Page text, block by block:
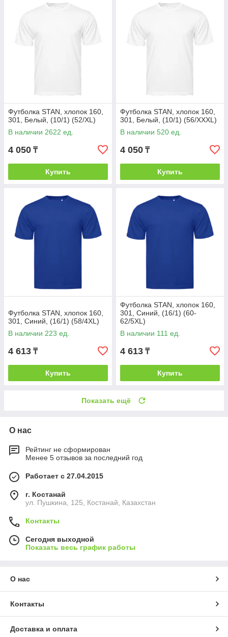
Футболка STAN, хлопок 160,
301, Белый, (10/1) (52/XL)
В наличии 2622 ед.
4 050 ₸
Купить
Футболка STAN, хлопок 160,
301, Белый, (10/1) (56/XXXL)
В наличии 520 ед.
4 050 ₸
Купить
Футболка STAN, хлопок 160,
301, Синий, (16/1) (58/4XL)
В наличии 223 ед.
4 613 ₸
Купить
Футболка STAN, хлопок 160,
301, Синий, (16/1) (60-
62/5XL)
В наличии 111 ед.
4 613 ₸
Купить
Показать ещё
О нас
Рейтинг не сформирован
Менее 5 отзывов за последний год
Работает с 27.04.2015
г. Костанай
ул. Пушкина, 125, Костанай, Казахстан
Контакты
Сегодня выходной
Показать весь график работы
О нас
Контакты
Доставка и оплата